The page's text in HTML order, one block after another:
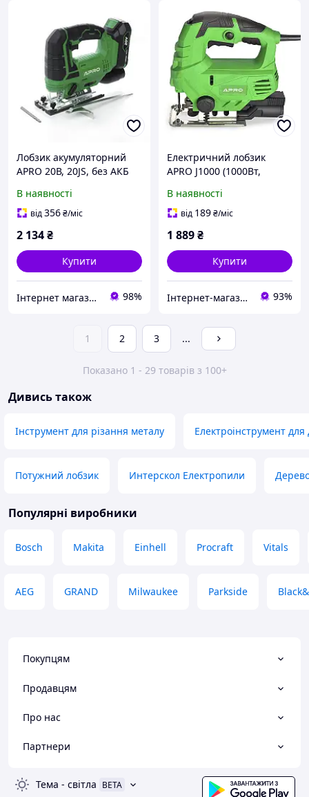
Лобзик акумуляторний
APRO 20В, 20JS, без АКБ
В наявності
від356₴/міс
2 134₴
Купити
Інтернет магазин Scotch-Rubin 98%
Електричний лобзик
APRO J1000 (1000Вт,
В наявності
від 189₴/міс
1 889₴
Купити
Інтернет-магазин "MiLSi" 93%
1 2 3 ...
Показано 1 - 29 товарів з 100+
Дивись також
Інструмент для різання металу Електроінструмент
Потужний лобзик Интерскол Електропили
Популярні виробники
Bosch Makita Einhell Procraft Vitals
AEG GRAND Milwaukee Parkside
Покупцям
Продавцям
Про нас
Партнери
Тема - світла BETA